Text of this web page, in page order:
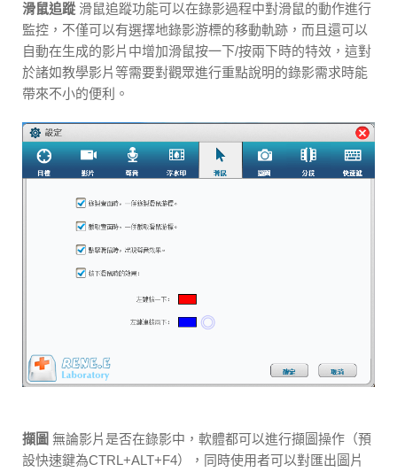
滑鼠追蹤 滑鼠追蹤功能可以在錄影過程中對滑鼠的動作進行
監控，不僅可以有選擇地錄影游標的移動軌跡，而且還可以
自動在生成的影片中增加滑鼠按一下/按兩下時的特效，這對
於諸如教學影片等需要對觀眾進行重點說明的錄影需求時能
帶來不小的便利。
擷圖 無論影片是否在錄影中，軟體都可以進行擷圖操作（預
設快速鍵為CTRL+ALT+F4），同時使用者可以對匯出圖片